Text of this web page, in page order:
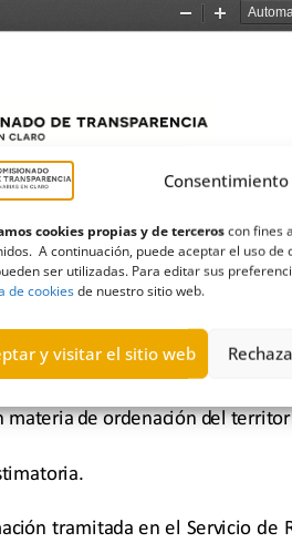
cookies propias y de terceroscon fines
A continuación, puede aceptar el uso
ser utilizadas. Para editar sus
de cookiesde nuestro sitio web.
y visitar el sitio web